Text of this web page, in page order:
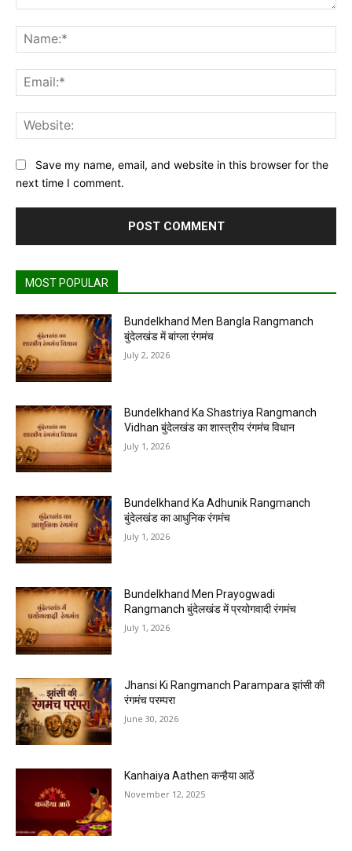
Save my name, email, and website in this browser for the
next time I comment.
MOST POPULAR
Bundelkhand Men Bangla Rangmanch
बुंदेलखंड में बांग्ला रंगमंच
July 2, 2026
Bundelkhand Ka Shastriya Rangmanch
Vidhan बुंदेलखंड का शास्त्रीय रंगमंच विधान
July 1, 2026
Bundelkhand Ka Adhunik Rangmanch
बुंदेलखंड का आधुनिक रंगमंच
July 1, 2026
Bundelkhand Men Prayogwadi
Rangmanch बुंदेलखंड में प्रयोगवादी रंगमंच
July 1, 2026
Jhansi Ki Rangmanch Parampara झांसी की
रंगमंच परम्परा
June 30, 2026
Kanhaiya Aathen कन्हैया आठें
November 12, 2025